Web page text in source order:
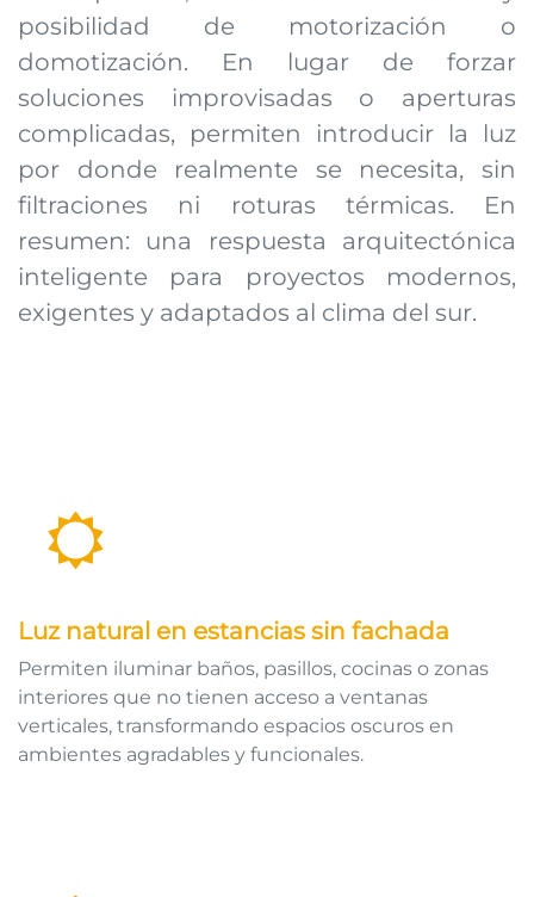
posibilidad de motorización o
domotización. En lugar de forzar
soluciones improvisadas o aperturas
complicadas, permiten introducir la luz
por donde realmente se necesita, sin
filtraciones ni roturas térmicas. En
resumen: una respuesta arquitectónica
inteligente para proyectos modernos,
exigentes y adaptados al clima del sur.
Luz natural en estancias sin fachada
Permiten iluminar baños, pasillos, cocinas o zonas
interiores que no tienen acceso a ventanas
verticales, transformando espacios oscuros en
ambientes agradables y funcionales.